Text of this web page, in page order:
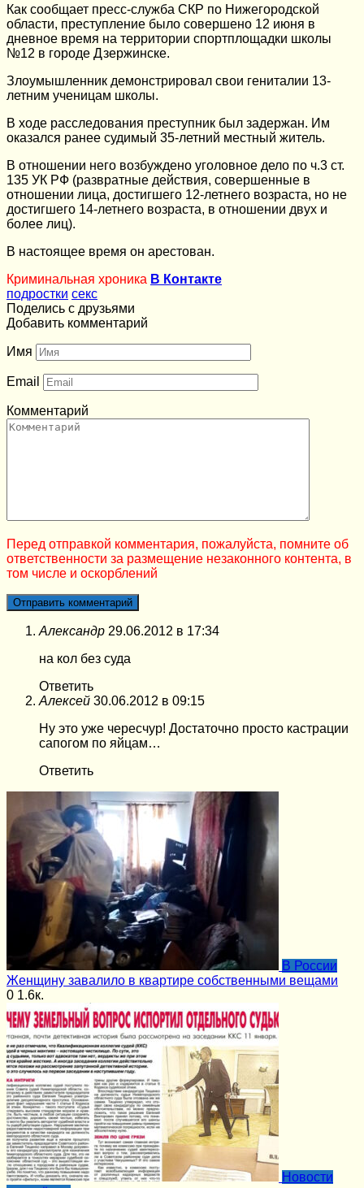
Как сообщает пресс-служба СКР по Нижегородской
области, преступление было совершено 12 июня в
дневное время на территории спортплощадки школы
№12 в городе Дзержинске.
Злоумышленник демонстрировал свои гениталии 13-
летним ученицам школы.
В ходе расследования преступник был задержан. Им
оказался ранее судимый 35-летний местный житель.
В отношении него возбуждено уголовное дело по ч.3 ст.
135 УК РФ (развратные действия, совершенные в
отношении лица, достигшего 12-летнего возраста, но не
достигшего 14-летнего возраста, в отношении двух и
более лиц).
В настоящее время он арестован.
Криминальная хроника В Контакте
подростки секс
Поделись с друзьями
Добавить комментарий
Имя
Email
Комментарий
Перед отправкой комментария, пожалуйста, помните об
ответственности за размещение незаконного контента, в
том числе и оскорблений
Александр 29.06.2012 в 17:34
на кол без суда
Ответить
Алексей 30.06.2012 в 09:15
Ну это уже чересчур! Достаточно просто кастрации
сапогом по яйцам…
Ответить
В России
Женщину завалило в квартире собственными вещами
0 1.6к.
Новости